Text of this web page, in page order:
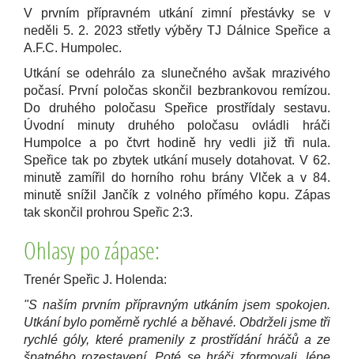
V prvním přípravném utkání zimní přestávky se v
neděli 5. 2. 2023 střetly výběry TJ Dálnice Speřice a
A.F.C. Humpolec.
Utkání se odehrálo za slunečného avšak mrazivého
počasí. První poločas skončil bezbrankovou remízou.
Do druhého poločasu Speřice prostřídaly sestavu.
Úvodní minuty druhého poločasu ovládli hráči
Humpolce a po čtvrt hodině hry vedli již tři nula.
Speřice tak po zbytek utkání musely dotahovat. V 62.
minutě zamířil do horního rohu brány Vlček a v 84.
minutě snížil Jančík z volného přímého kopu. Zápas
tak skončil prohrou Speřic 2:3.
Ohlasy po zápase:
Trenér Speřic J. Holenda:
"S naším prvním přípravným utkáním jsem spokojen.
Utkání bylo poměrně rychlé a běhavé. Obdrželi jsme tři
rychlé góly, které pramenily z prostřídání hráčů a ze